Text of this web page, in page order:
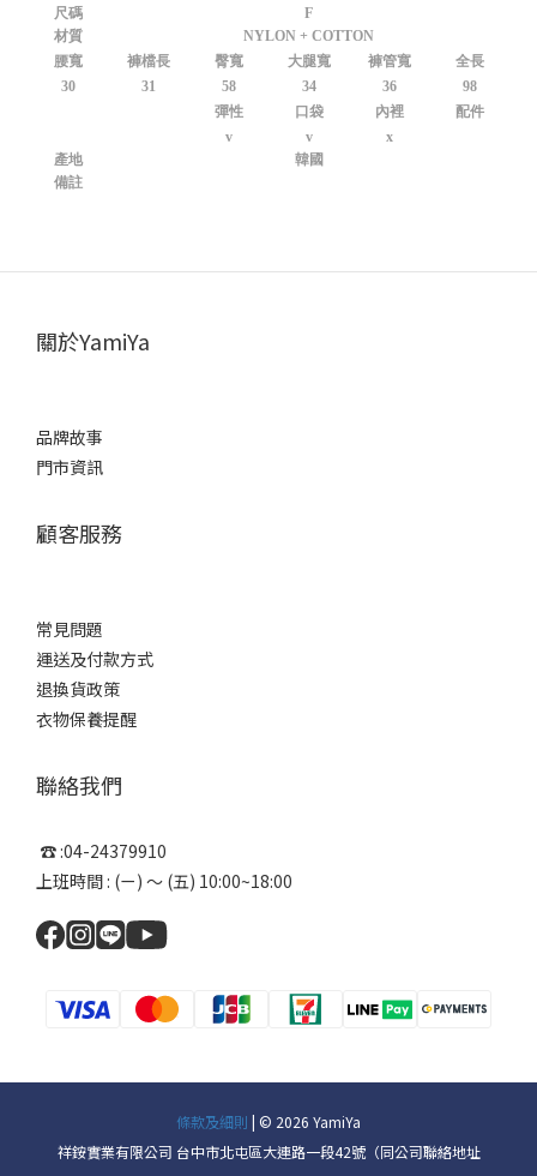
尺碼
F
材質
NYLON + COTTON
腰寬
褲檔長 臀寬 大腿寬 褲管寬
全長
30
31 58 34 36
98
彈性
口袋 內裡
配件
v
v
x
產地
韓國
備註
關於YamiYa
品牌故事
門市資訊
顧客服務
常見問題
運送及付款方式
退換貨政策
衣物保養提醒
聯絡我們
☎ :04-24379910
上班時間 : (ㄧ) ～ (五) 10:00~18:00
條款及細則 | © 2026 YamiYa
祥銨實業有限公司 台中市北屯區大連路一段42號（同公司聯絡地址